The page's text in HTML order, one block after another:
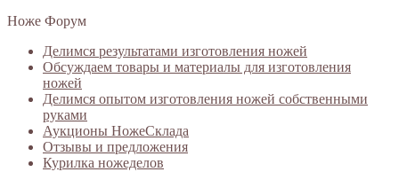
Ноже Форум
Делимся результатами изготовления ножей
Обсуждаем товары и материалы для изготовления
ножей
Делимся опытом изготовления ножей собственными
руками
Аукционы НожеСклада
Отзывы и предложения
Курилка ножеделов